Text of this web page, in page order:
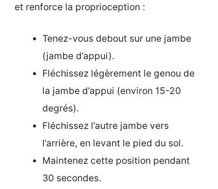
et renforce la proprioception :
Tenez-vous debout sur une jambe
(jambe d’appui).
Fléchissez légèrement le genou de
la jambe d’appui (environ 15-20
degrés).
Fléchissez l’autre jambe vers
l’arrière, en levant le pied du sol.
Maintenez cette position pendant
30 secondes.